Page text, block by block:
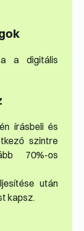
a digitális
írásbeli és
szintre
70%-os
után
kapsz.